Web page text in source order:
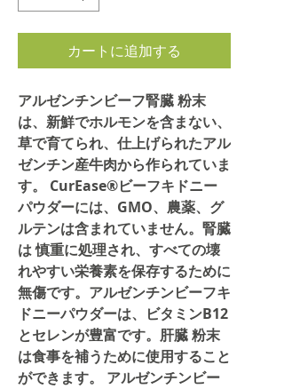
カートに追加する
アルゼンチンビーフ腎臓粉末
は、新鮮でホルモンを含まない、
草で育てられ、仕上げられたアル
ゼンチン産牛肉から作られていま
す。 CurEase®ビーフキドニー
パウダーには、GMO、農薬、グ
ルテンは含まれていません。腎臓
は慎重に処理され、すべての壊
れやすい栄養素を保存するために
無傷です。アルゼンチンビーフキ
ドニーパウダーは、ビタミンB12
とセレンが豊富です。肝臓粉末
は食事を補うために使用すること
ができます。
アルゼンチンビー